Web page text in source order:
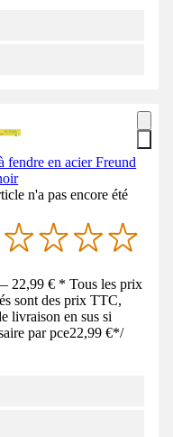
fendre en acier Freund
n'a pas encore été
22,99 € * Tous les prix
sont des prix TTC,
livraison en sus si
par pce22,99 €*/